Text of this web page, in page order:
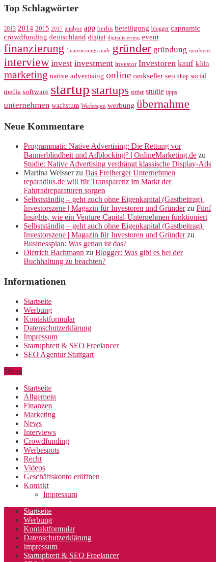
Top Schlagwörter
2013 2014 2015 2017 analyse app berlin beteiligung blogger capnamic
crowdfunding deutschland digital digitalisierung event
finanzierung finanzierungsrunde gründer gründung insolvenz
interview invest investment Investor Investoren kauf köln
marketing native advertising online rankseller seo shop social
media software startup startups ströer studie tipps
unternehmen wachstum Werbespot werbung übernahme
Neue Kommentare
Programmatic Native Advertising: Die Rettung vor
Bannerblindheit und Adblocking? | OnlineMarketing.de zu
Studie: Native Advertising verdrängt klassische Display-Ads
Martina Weisserzu Das Freiberger Unternehmen
reparadius.de will für Transparenz im Markt der
Fahrradreparaturen sorgen
Selbstständig – geht auch ohne Eigenkapital (Gastbeitrag) |
Investorszene | Magazin für Investoren und Gründerzu Fünf
Insights, wie ein Venture-Capital-Unternehmen funktioniert
Selbstständig – geht auch ohne Eigenkapital (Gastbeitrag) |
Investorszene | Magazin für Investoren und Gründerzu
Businessplan: Was genau ist das?
Dietrich Bachmann zu Blogger: Was gibt es bei der
Buchhaltung zu beachten?
Informationen
Startseite
Werbung
Kontaktformular
Datenschutzerklärung
Impressum
Startupbrett & SEO Freelancer
SEO Agentur Stuttgart
Menu
Startseite
Allgemein
Finanzen
Marketing
News
Interviews
Crowdfunding
Werbespots
Recht
Videos
Geschäftskonto eröffnen
Kontakt
Impressum
Startseite
Werbung
Kontaktformular
Datenschutzerklärung
Impressum
Startupbrett & SEO Freelancer